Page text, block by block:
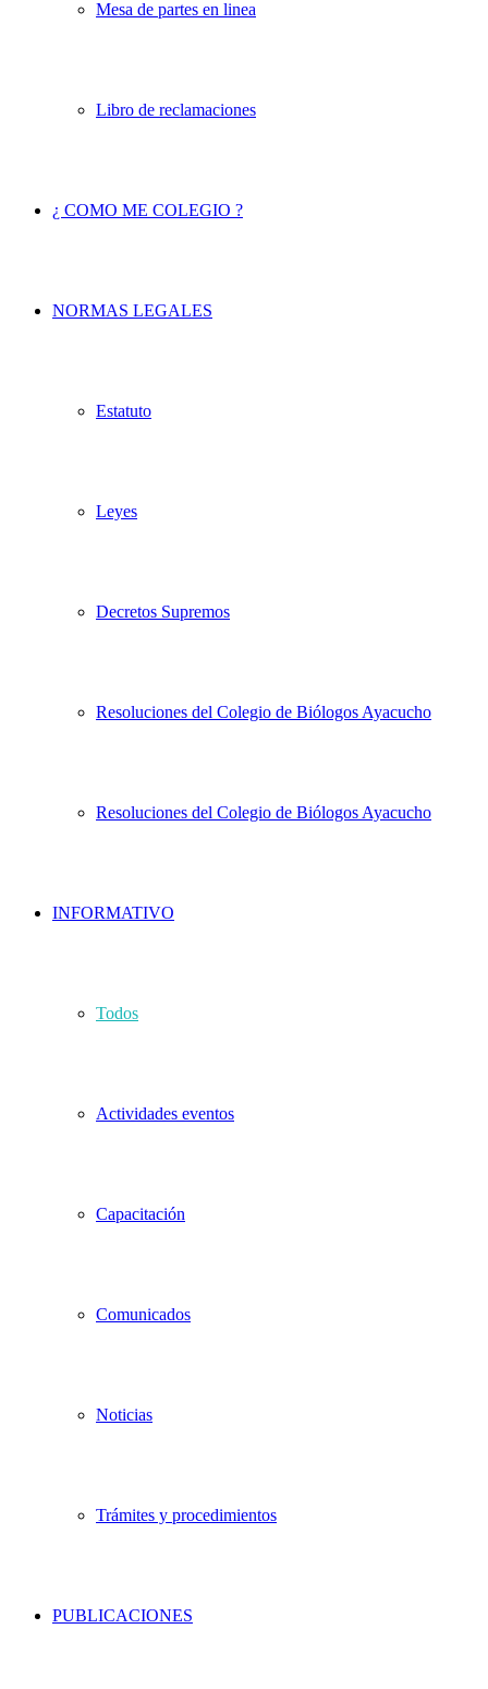
Mesa de partes en linea
Libro de reclamaciones
¿ COMO ME COLEGIO ?
NORMAS LEGALES
Estatuto
Leyes
Decretos Supremos
Resoluciones del Colegio de Biólogos Ayacucho
Resoluciones del Colegio de Biólogos Ayacucho
INFORMATIVO
Todos
Actividades eventos
Capacitación
Comunicados
Noticias
Trámites y procedimientos
PUBLICACIONES